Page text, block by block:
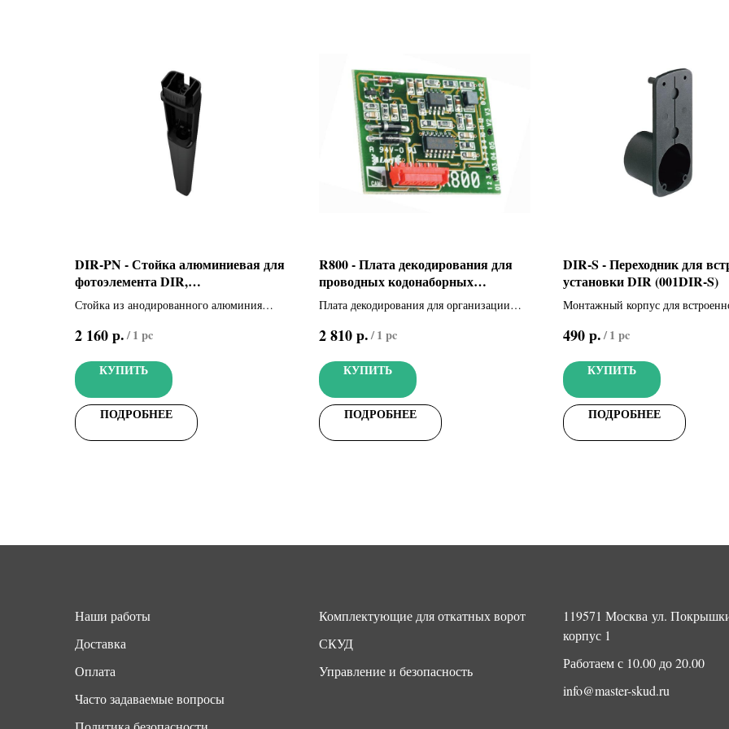
DIR-PN - Стойка алюминиевая для
фотоэлемента DIR,
дополнительная (001DIR-PN)
Стойка из анодированного алюминия
2 160р./1 pc
КУПИТЬ
ПОДРОБНЕЕ
R800 - Плата декодирования для
проводных кодонаборных
клавиатур (001R800)
Плата декодирования для организации
кодонаборных клавиатур
2 810р./1 pc
КУПИТЬ
ПОДРОБНЕЕ
DIR-S - Переходник для
установки DIR (001DIR-S)
Монтажный корпус для
490р./1 pc
КУПИТЬ
ПОДРОБНЕЕ
Наши работы
Доставка
Оплата
Часто задаваемые вопросы
Комплектующие для откатных ворот
СКУД
Управление и безопасность
119571 Москва ул.
корпус 1
Работаем с 10.00 до 20.00
info@master-skud.ru